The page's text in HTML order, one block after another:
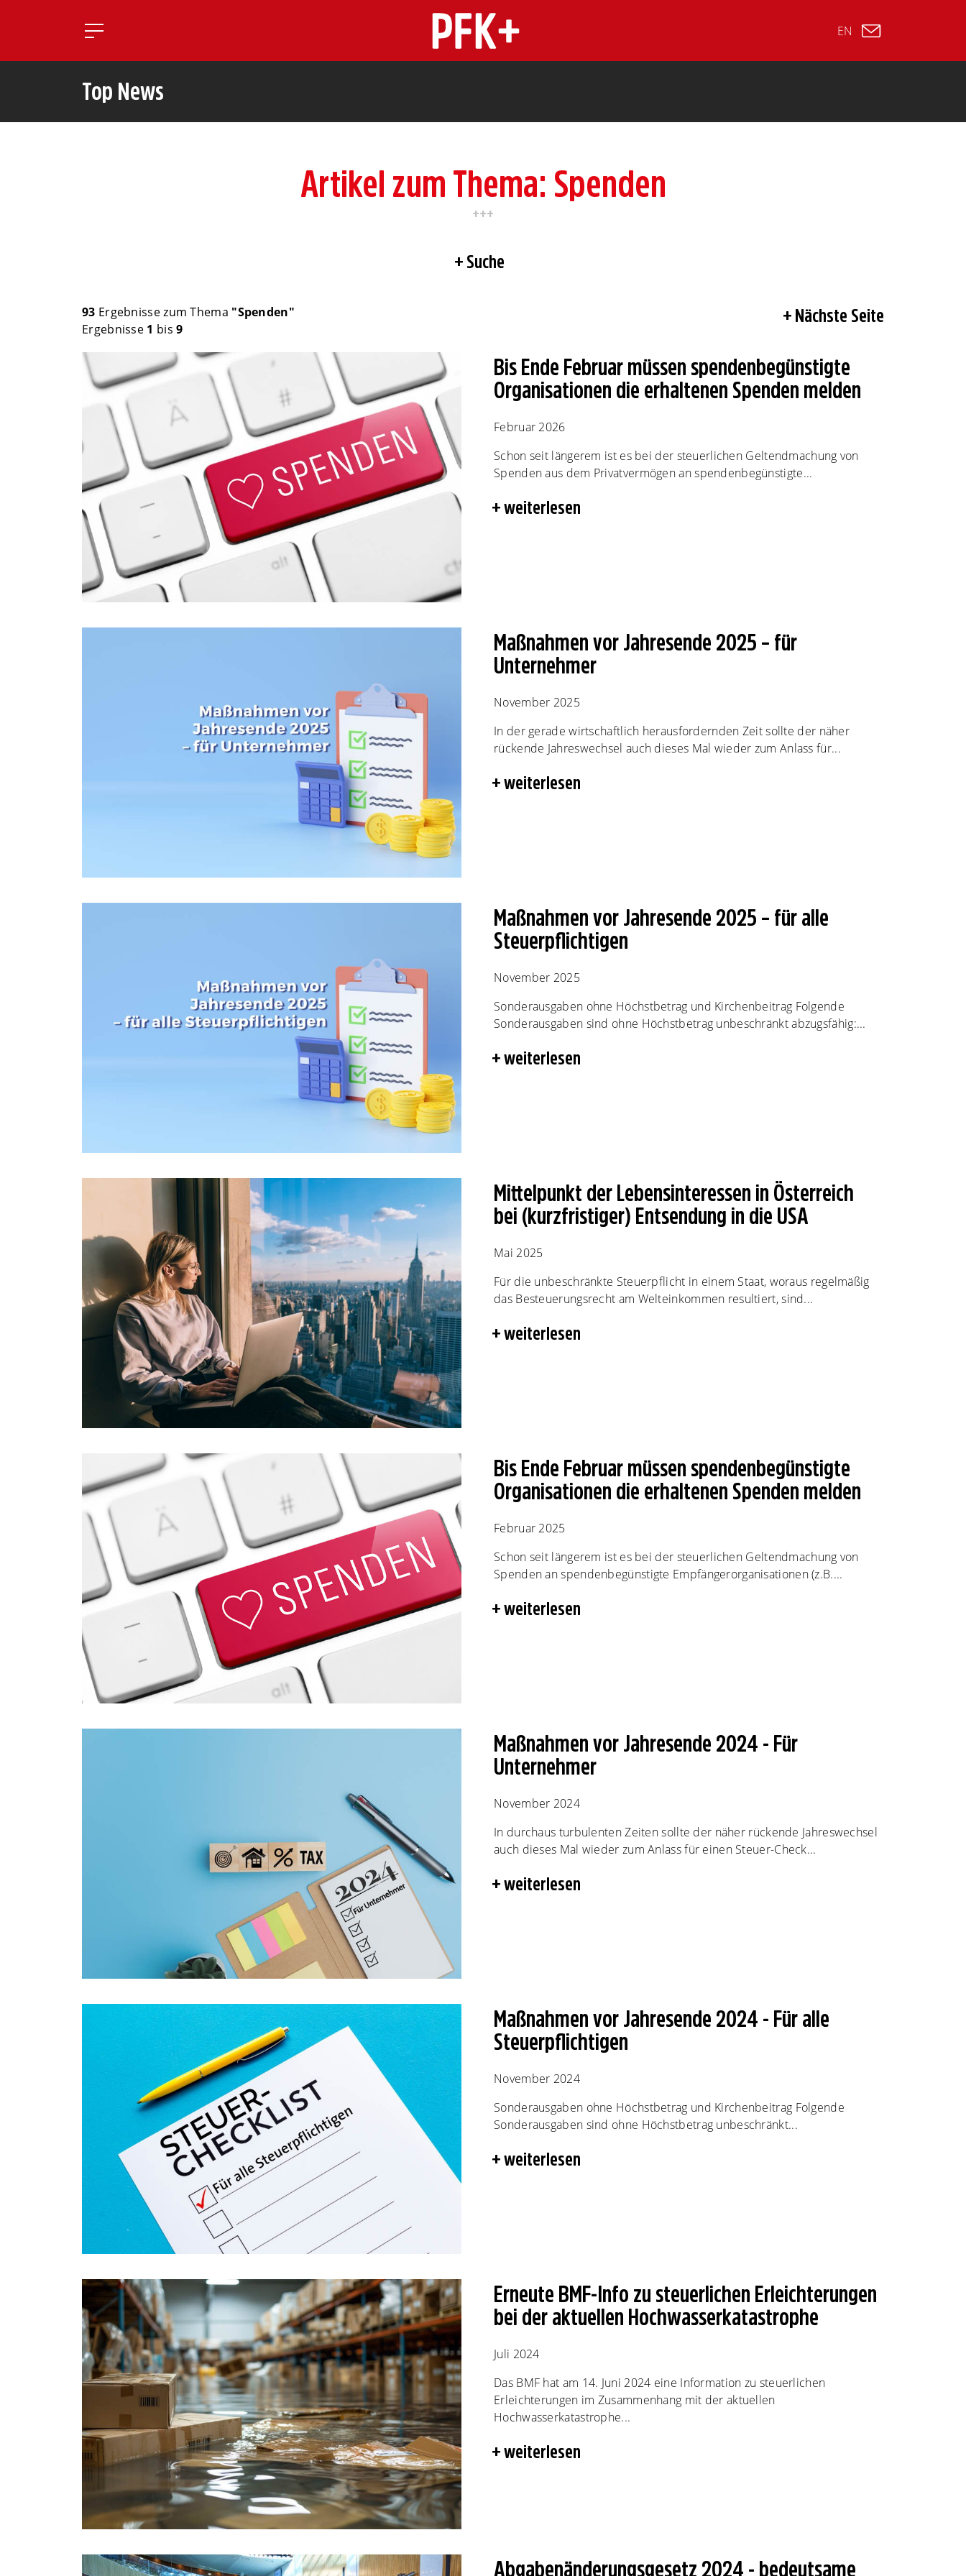
EN
Top News
Artikel zum Thema: Spenden
Suche
93 Ergebnisse zum Thema "Spenden"
Ergebnisse 1 bis9
Nächste Seite
Bis Ende Februar müssen spendenbegünstigte
Organisationen die erhaltenen Spenden melden
Februar 2026
Schon seit längerem ist es bei der steuerlichen Geltendmachung von
Spenden aus dem Privatvermögen an spendenbegünstigte...
weiterlesen
Maßnahmen vor Jahresende 2025 – für
Unternehmer
November 2025
In der gerade wirtschaftlich herausfordernden Zeit sollte der näher
rückende Jahreswechsel auch dieses Mal wieder zum Anlass für...
weiterlesen
Maßnahmen vor Jahresende 2025 – für alle
Steuerpflichtigen
November 2025
Sonderausgaben ohne Höchstbetrag und Kirchenbeitrag Folgende
Sonderausgaben sind ohne Höchstbetrag unbeschränkt abzugsfähig:...
weiterlesen
Mittelpunkt der Lebensinteressen in Österreich
bei (kurzfristiger) Entsendung in die USA
Mai 2025
Für die unbeschränkte Steuerpflicht in einem Staat, woraus regelmäßig
das Besteuerungsrecht am Welteinkommen resultiert, sind...
weiterlesen
Bis Ende Februar müssen spendenbegünstigte
Organisationen die erhaltenen Spenden melden
Februar 2025
Schon seit längerem ist es bei der steuerlichen Geltendmachung von
Spenden an spendenbegünstigte Empfängerorganisationen (z.B....
weiterlesen
Maßnahmen vor Jahresende 2024 - Für
Unternehmer
November 2024
In durchaus turbulenten Zeiten sollte der näher rückende Jahreswechsel
auch dieses Mal wieder zum Anlass für einen Steuer-Check...
weiterlesen
Maßnahmen vor Jahresende 2024 - Für alle
Steuerpflichtigen
November 2024
Sonderausgaben ohne Höchstbetrag und Kirchenbeitrag Folgende
Sonderausgaben sind ohne Höchstbetrag unbeschränkt...
weiterlesen
Erneute BMF-Info zu steuerlichen Erleichterungen
bei der aktuellen Hochwasserkatastrophe
Juli 2024
Das BMF hat am 14. Juni 2024 eine Information zu steuerlichen
Erleichterungen im Zusammenhang mit der aktuellen
Hochwasserkatastrophe...
weiterlesen
Abgabenänderungsgesetz 2024 - bedeutsame